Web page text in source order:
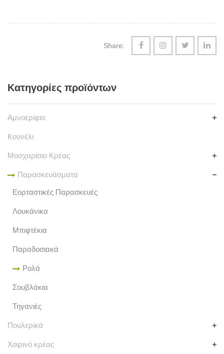
Share:
Κατηγορίες προϊόντων
Αμνοερίφια
Κουνέλι
Μοσχαρίσιο Κρέας
Παρασκευάσματα
Εορταστικές Παρασκευές
Λουκάνικα
Μπιφτέκια
Παραδοσιακά
Ρολά
Σουβλάκια
Τηγανιές
Πουλερικά
Χοιρινό κρέας